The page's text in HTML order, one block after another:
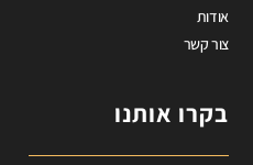
אודות
צור קשר
בקרו אותנו